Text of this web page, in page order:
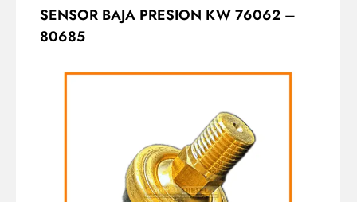
SENSOR BAJA PRESION KW 76062 –
80685